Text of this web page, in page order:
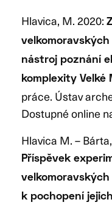
Hlavica, M. 2020:
nástroj poznání
komplexity Velké
práce. Ústav
Dostupné online
Hlavica M. –
Příspěvek
k pochopení